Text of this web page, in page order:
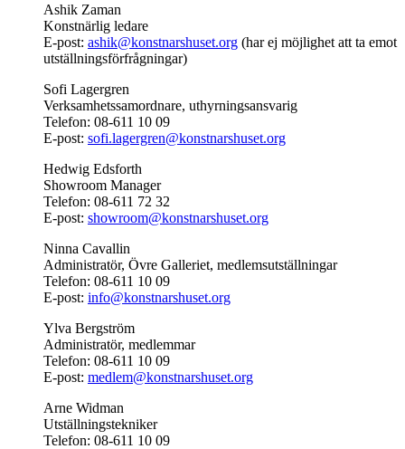
Ashik Zaman
Konstnärlig ledare
E-post: ashik@konstnarshuset.org (har ej möjlighet att ta emot
utställningsförfrågningar)
Sofi Lagergren
Verksamhetssamordnare, uthyrningsansvarig
Telefon: 08-611 10 09
E-post: sofi.lagergren@konstnarshuset.org
Hedwig Edsforth
Showroom Manager
Telefon: 08-611 72 32
E-post: showroom@konstnarshuset.org
Ninna Cavallin
Administratör, Övre Galleriet, medlemsutställningar
Telefon: 08-611 10 09
E-post: info@konstnarshuset.org
Ylva Bergström
Administratör, medlemmar
Telefon: 08-611 10 09
E-post: medlem@konstnarshuset.org
Arne Widman
Utställningstekniker
Telefon: 08-611 10 09